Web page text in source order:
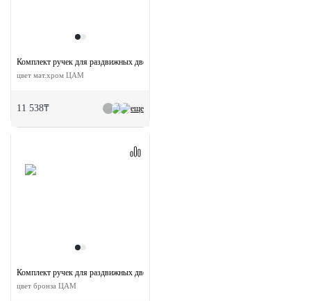
еще
Комплект ручек для раздвижных дверей MHS-1 L SC с замком
цвет мат.хром ЦАМ
11 538₸
Комплект ручек для раздвижных дверей MHS-1 WC AB с замком
цвет бронза ЦАМ